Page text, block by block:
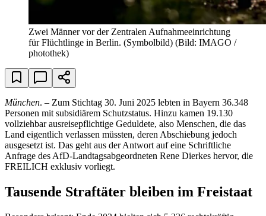
Zwei Männer vor der Zentralen Aufnahmeeinrichtung
für Flüchtlinge in Berlin. (Symbolbild) (Bild: IMAGO /
photothek)
München. – Zum Stichtag 30. Juni 2025 lebten in Bayern 36.348
Personen mit subsidiärem Schutzstatus. Hinzu kamen 19.130
vollziehbar ausreisepflichtige Geduldete, also Menschen, die das
Land eigentlich verlassen müssten, deren Abschiebung jedoch
ausgesetzt ist. Das geht aus der Antwort auf eine Schriftliche
Anfrage des AfD-Landtagsabgeordneten Rene Dierkes hervor, die
FREILICH exklusiv vorliegt.
Tausende Straftäter bleiben im Freistaat